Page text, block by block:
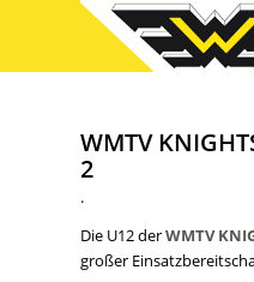
WMTV
2
.
Die U12 derWMTV
großer